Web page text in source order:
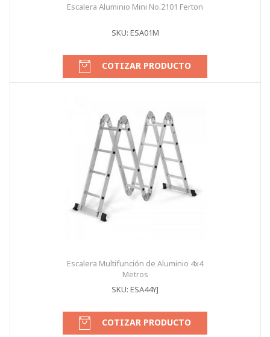
Escalera Aluminio Mini No.2101 Ferton
SKU: ESA01M
COTIZAR PRODUCTO
Escalera Multifunción de Aluminio 4x4
Metros
SKU: ESA44YJ
COTIZAR PRODUCTO